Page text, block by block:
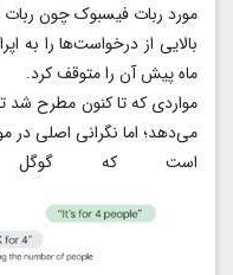
مورد ربات فیسبوک چون
بالایی از درخواست‌ها را به
ماه پیش آن را متوقف کرد.
مواردی که تا کنون مطرح شد
می‌دهد؛ اما نگرانی اصلی در
است که گوگل